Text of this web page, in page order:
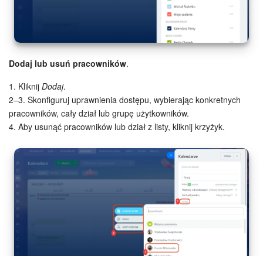
Dodaj lub usuń pracowników.
1. Kliknij Dodaj.
2–3. Skonfiguruj uprawnienia dostępu, wybierając konkretnych
pracowników, cały dział lub grupę użytkowników.
4. Aby usunąć pracowników lub dział z listy, kliknij krzyżyk.